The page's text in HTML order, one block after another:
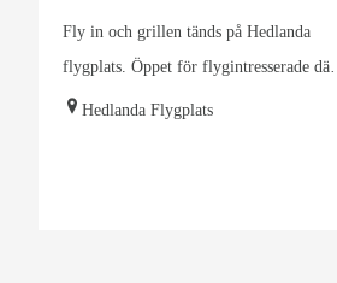
Fly in och grillen tänds på Hedlanda
flygplats. Öppet för flygintresserade där
inbjudna gäster anländer…
Hedlanda Flygplats